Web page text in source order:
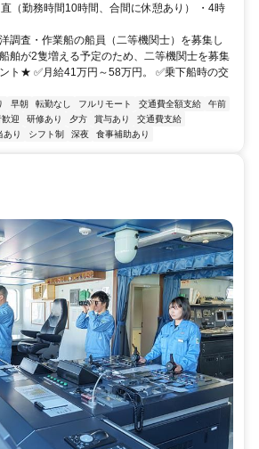
（勤務時間10時間、合間に休憩あり） ・4時
調査・作業船の船員（二等機関士）を募集し
舶が2隻増える予定のため、二等機関士を募集
ト★ ✅月給41万円～58万円。 ✅乗下船時の交
早朝 転勤なし フルリモート 交通費全額支給
午前
迎 研修あり 夕方 賞与あり
交通費支給
あり シフト制 深夜 食事補助あり